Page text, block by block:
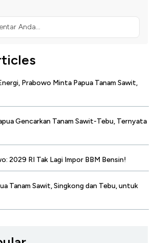
Anda...
Prabowo Minta Papua Tanam Sawit,
Gencarkan Tanam Sawit-Tebu, Ternyata
2029 RI Tak Lagi Impor BBM Bensin!
Tanam Sawit, Singkong dan Tebu, untuk